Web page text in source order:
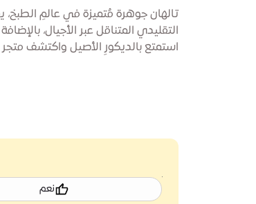
تالهان جوهرة مُتميزة في عالمِ
التقليدي المتناقل عبر الأجيال،
استمتع بالديكورِ الأصيل واكتشف
نعم